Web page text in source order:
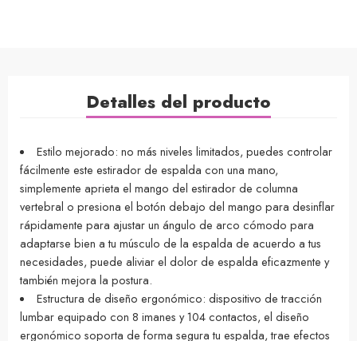
Detalles del producto
Estilo mejorado: no más niveles limitados, puedes controlar
fácilmente este estirador de espalda con una mano,
simplemente aprieta el mango del estirador de columna
vertebral o presiona el botón debajo del mango para desinflar
rápidamente para ajustar un ángulo de arco cómodo para
adaptarse bien a tu músculo de la espalda de acuerdo a tus
necesidades, puede aliviar el dolor de espalda eficazmente y
también mejora la postura.
Estructura de diseño ergonómico: dispositivo de tracción
lumbar equipado con 8 imanes y 104 contactos, el diseño
ergonómico soporta de forma segura tu espalda, trae efectos